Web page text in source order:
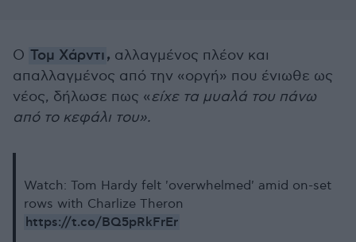
Ο Τομ Χάρντι, αλλαγμένος πλέον και
απαλλαγμένος από την «οργή» που ένιωθε ως
νέος, δήλωσε πως «είχε τα μυαλά του πάνω
από το κεφάλι του».
Watch: Tom Hardy felt 'overwhelmed' amid on-set
rows with Charlize Theron
https://t.co/BQ5pRkFrEr